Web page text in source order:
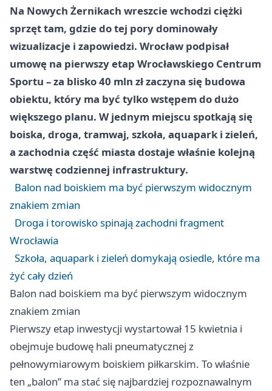
Na Nowych Żernikach wreszcie wchodzi ciężki
sprzęt tam, gdzie do tej pory dominowały
wizualizacje i zapowiedzi. Wrocław podpisał
umowę na pierwszy etap Wrocławskiego Centrum
Sportu – za blisko 40 mln zł zaczyna się budowa
obiektu, który ma być tylko wstępem do dużo
większego planu. W jednym miejscu spotkają się
boiska, droga, tramwaj, szkoła, aquapark i zieleń,
a zachodnia część miasta dostaje właśnie kolejną
warstwę codziennej infrastruktury.
Balon nad boiskiem ma być pierwszym widocznym
znakiem zmian
Droga i torowisko spinają zachodni fragment
Wrocławia
Szkoła, aquapark i zieleń domykają osiedle, które ma
żyć cały dzień
Balon nad boiskiem ma być pierwszym widocznym
znakiem zmian
Pierwszy etap inwestycji wystartował 15 kwietnia i
obejmuje budowę hali pneumatycznej z
pełnowymiarowym boiskiem piłkarskim. To właśnie
ten „balon” ma stać się najbardziej rozpoznawalnym